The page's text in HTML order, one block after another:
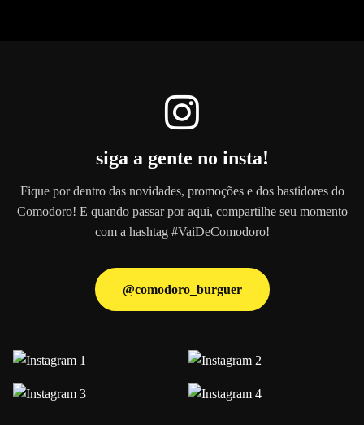
siga a gente no insta!
Fique por dentro das novidades, promoções e dos bastidores do
Comodoro! E quando passar por aqui, compartilhe seu momento
com a hashtag #VaiDeComodoro!
@comodoro_burguer